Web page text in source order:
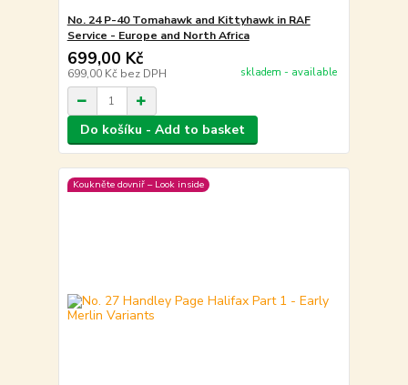
No. 24 P-40 Tomahawk and Kittyhawk in RAF
Service - Europe and North Africa
699,00 Kč
699,00 Kč bez DPH skladem - available
Do košíku - Add to basket
Koukněte dovniř – Look inside